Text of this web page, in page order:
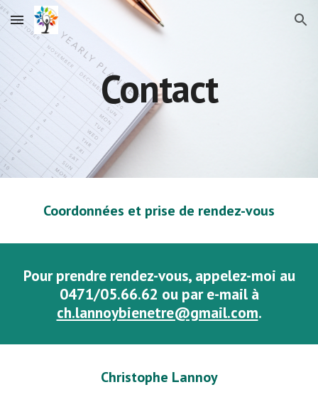
Skip to main content Skip to navigation
Contact
Coordonnées et prise de rendez-vous
Pour prendre rendez-vous, appelez-moi au
0471/05.66.62 ou par e-mail à
ch.lannoybienetre@gmail.com.
Christophe Lannoy